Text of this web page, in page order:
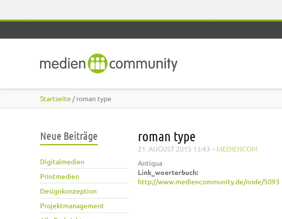
Startseite / roman type
Neue Beiträge
Digitalmedien
Printmedien
Designkonzeption
Projektmanagement
roman type
21. AUGUST 2015 13:43 – MEDIENCOM
Antiqua
Link_woerterbuch:
http://www.mediencommunity.de/node/5093